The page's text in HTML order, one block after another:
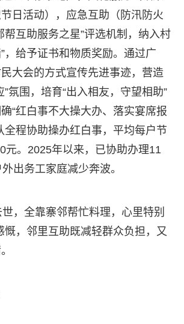
日活动），应急互助（防汛防火
帮互助服务之星”评选机制，纳入村
”，给予证书和物质奖励。通过广
大会的方式宣传先进事迹，营造
”氛围，培育“出入相友，守望相助”
“红白事不大操大办、落实宴席报
全程协助操办红白事，平均每户节
。2025年以来，已协助办理11
出务工家庭减少奔波。
世，全靠寨邻帮忙料理，心里特别
慨，邻里互助既减轻群众负担，又